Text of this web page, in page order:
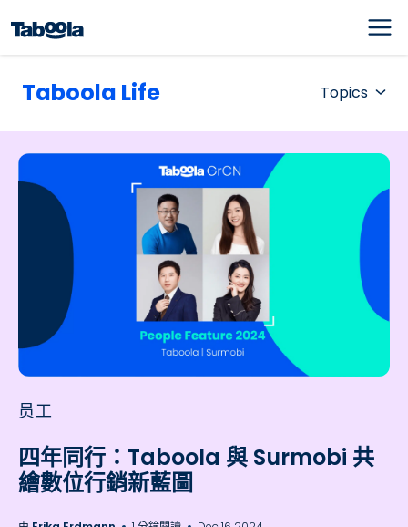
Taboola Life Topics
员工
四年同行：Taboola 與 Surmobi 共
繪數位行銷新藍圖